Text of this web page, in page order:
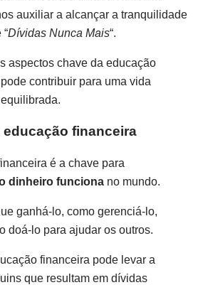
auxiliar a alcançar a tranquilidade
Dívidas Nunca Mais“.
aspectos chave da educação
contribuir para uma vida
financeira
é a chave para
dinheiro funciona no mundo.
ganhá-lo, como gerenciá-lo,
doá-lo para ajudar os outros.
financeira pode levar a
que resultam em dívidas